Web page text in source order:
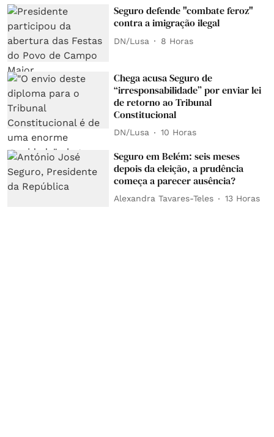
Seguro defende "combate feroz"
contra a imigração ilegal
DN/Lusa 8 Horas
Chega acusa Seguro de
“irresponsabilidade” por enviar lei
de retorno ao Tribunal
Constitucional
DN/Lusa 10 Horas
Seguro em Belém: seis meses
depois da eleição, a prudência
começa a parecer ausência?
Alexandra Tavares-Teles 13 Horas